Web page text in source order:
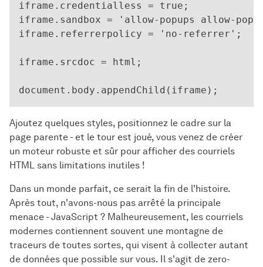
iframe.credentialless = true;
iframe.sandbox = 'allow-popups allow-
iframe.referrerpolicy = 'no-referrer';
iframe.srcdoc = html;
Ajoutez quelques styles, positionnez le cadre sur la
page parente - et le tour est joué, vous venez de créer
un moteur robuste et sûr pour afficher des courriels
HTML sans limitations inutiles !
Dans un monde parfait, ce serait la fin de l'histoire.
Après tout, n'avons-nous pas arrêté la principale
menace - JavaScript ? Malheureusement, les courriels
modernes contiennent souvent une montagne de
traceurs de toutes sortes, qui visent à collecter autant
de données que possible sur vous. Il s'agit de zero-